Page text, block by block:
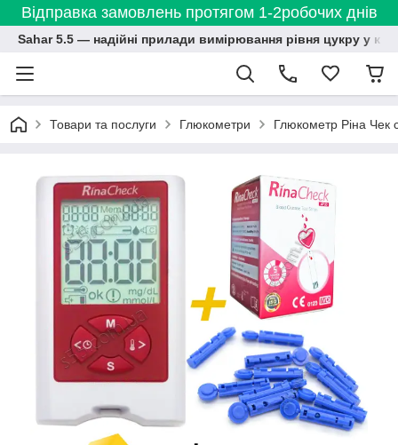
Відправка замовлень протягом 1-2робочих днів
Sahar 5.5 — надійні прилади вимірювання рівня цукру у
Товари та послуги Глюкометри Глюкометр Ріна Чек